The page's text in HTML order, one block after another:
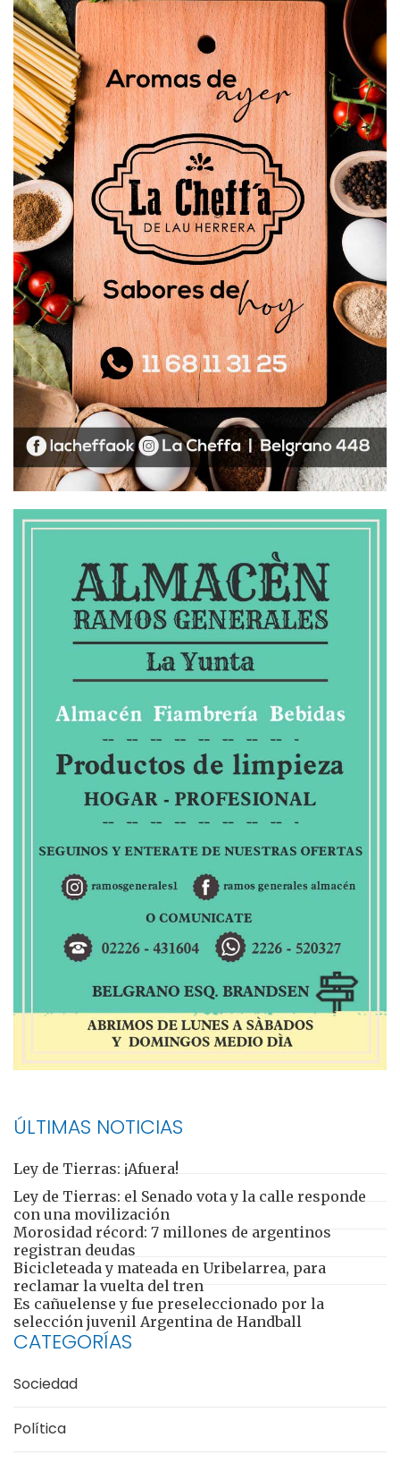
ÚLTIMAS NOTICIAS
Ley de Tierras: ¡Afuera!
Ley de Tierras: el Senado vota y la calle responde
con una movilización
Morosidad récord: 7 millones de argentinos
registran deudas
Bicicleteada y mateada en Uribelarrea, para
reclamar la vuelta del tren
Es cañuelense y fue preseleccionado por la
selección juvenil Argentina de Handball
CATEGORÍAS
Sociedad
Política